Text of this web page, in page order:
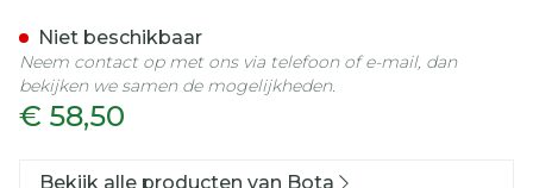
€ 58,50
Niet beschikbaar
Neem contact op met ons via telefoon of e-mail, dan
bekijken we samen de mogelijkheden.
Bekijk alle producten van Bota